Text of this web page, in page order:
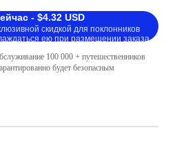
- $4.32 USD
скидкой для поклонников
ею при размещении заказа.
100 000 + путешественников
будет безопасным